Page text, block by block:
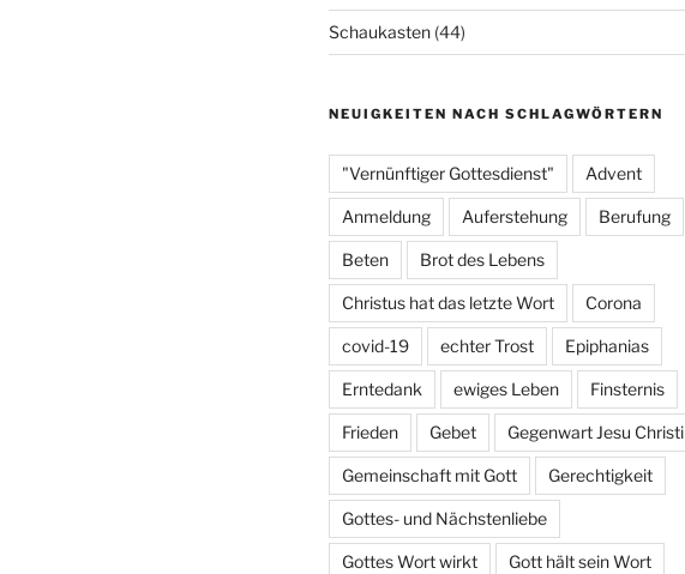
Schaukasten(44)
NEUIGKEITEN NACH SCHLAGWÖRTERN
"Vernünftiger Gottesdienst" Advent
Anmeldung Auferstehung Berufung
Beten Brot des Lebens
Christus hat das letzte Wort Corona
covid-19 echter Trost Epiphanias
Erntedank ewiges Leben Finsternis
Frieden Gebet Gegenwart Jesu Christi
Gemeinschaft mit Gott Gerechtigkeit
Gottes- und Nächstenliebe
Gottes Wort wirkt Gott hält sein Wort